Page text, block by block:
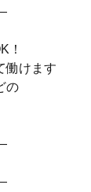
！
働けます
の